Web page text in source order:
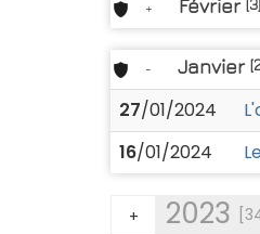
+ Février [3]
- Janvier
27/01/2024
16/01/2024
+ 2023